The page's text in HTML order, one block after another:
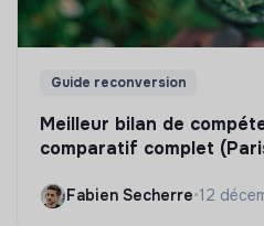
Guide reconversion
Meilleur bilan de
comparatif complet
Fabien Secherre•12